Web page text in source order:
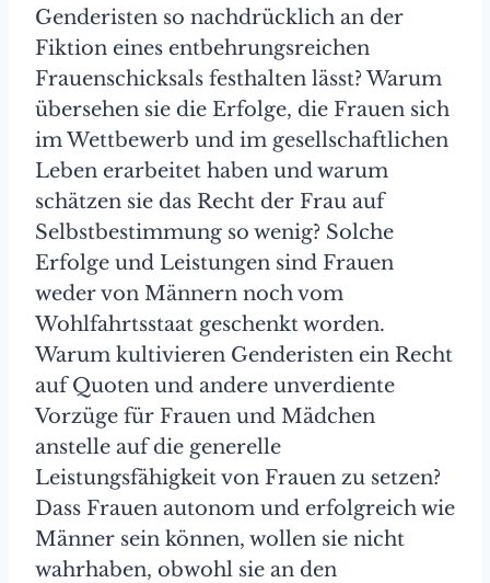
Genderisten so nachdrücklich an der
Fiktion eines entbehrungsreichen
Frauenschicksals festhalten lässt? Warum
übersehen sie die Erfolge, die Frauen sich
im Wettbewerb und im gesellschaftlichen
Leben erarbeitet haben und warum
schätzen sie das Recht der Frau auf
Selbstbestimmung so wenig? Solche
Erfolge und Leistungen sind Frauen
weder von Männern noch vom
Wohlfahrtsstaat geschenkt worden.
Warum kultivieren Genderisten ein Recht
auf Quoten und andere unverdiente
Vorzüge für Frauen und Mädchen
anstelle auf die generelle
Leistungsfähigkeit von Frauen zu setzen?
Dass Frauen autonom und erfolgreich wie
Männer sein können, wollen sie nicht
wahrhaben, obwohl sie an den